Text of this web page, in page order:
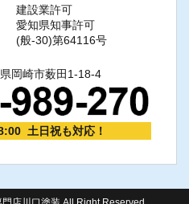
建設業許可
愛知県知事許可
(般-30)第64116号
岡崎市薮田1-18-4
土日祝も対応！